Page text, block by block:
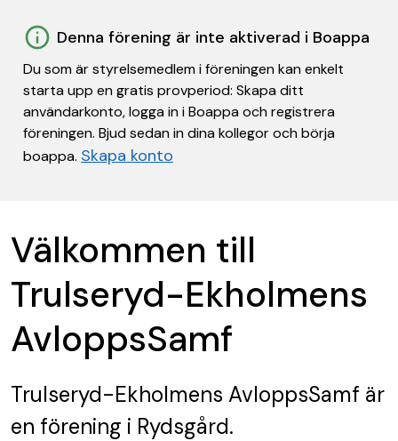
Denna förening är inte aktiverad i Boappa
Du som är styrelsemedlem i föreningen kan enkelt
starta upp en gratis provperiod: Skapa ditt
användarkonto, logga in i Boappa och registrera
föreningen. Bjud sedan in dina kollegor och börja
boappa. Skapa konto
Välkommen till
Trulseryd-Ekholmens
AvloppsSamf
Trulseryd-Ekholmens AvloppsSamf är
en förening i Rydsgård.